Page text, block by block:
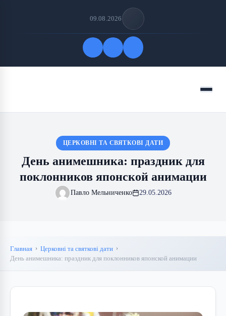
09.08.2026
Меню
ЦЕРКОВНІ ТА СВЯТКОВІ ДАТИ
День анимешника: праздник для
поклонников японской анимации
Павло Мельниченко 29.05.2026
Главная
Церковні та святкові дати
День анимешника: праздник для поклонников японской анимации